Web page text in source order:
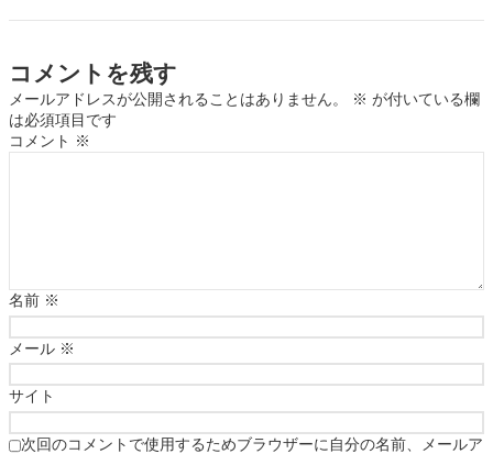
コメントを残す
メールアドレスが公開されることはありません。 ※ が付いている欄
は必須項目です
コメント ※
名前 ※
メール ※
サイト
次回のコメントで使用するためブラウザーに自分の名前、メールア